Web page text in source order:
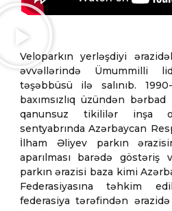
Veloparkın yerləşdiyi
əvvəllərində Ümummilli
təşəbbüsü ilə salınıb.
baxımsızlıq üzündən
qanunsuz tikililər inşa
sentyabrında Azərbaycan
İlham Əliyev parkın
aparılması barədə
parkın ərazisi baza kimi
Federasiyasına təhkim
federasiya tərəfindən ərazidə